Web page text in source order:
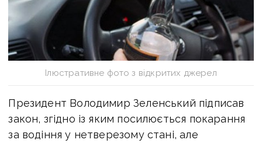
Ілюстративне фото з відкритих джерел
Президент Володимир Зеленський підписав
закон, згідно із яким посилюється покарання
за водіння у нетверезому стані, але